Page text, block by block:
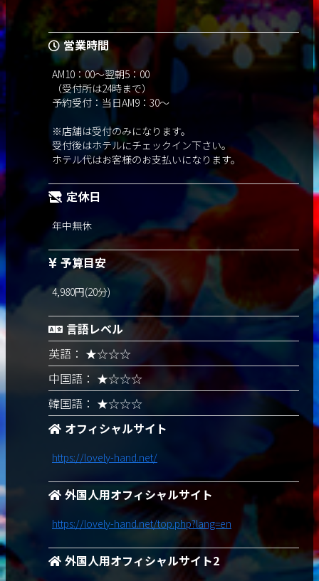
営業時間
AM10：00～翌朝5：00
（受付所は24時まで）
予約受付：当日AM9：30～
※店舗は受付のみになります。
受付後はホテルにチェックイン下さい。
ホテル代はお客様のお支払いになります。
定休日
年中無休
予算目安
4,980円(20分)
言語レベル
英語： ★☆☆☆
中国語： ★☆☆☆
韓国語： ★☆☆☆
オフィシャルサイト
https://lovely-hand.net/
外国人用オフィシャルサイト
https://lovely-hand.net/top.php?lang=en
外国人用オフィシャルサイト2